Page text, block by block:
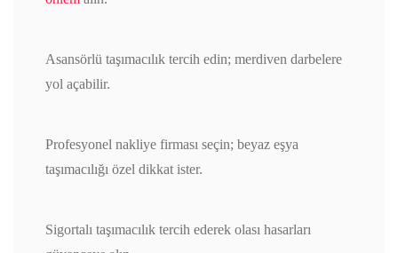
Asansörlü taşımacılık tercih edin; merdiven darbelere
yol açabilir.
Profesyonel nakliye firması seçin; beyaz eşya
taşımacılığı özel dikkat ister.
Sigortalı taşımacılık tercih ederek olası hasarları